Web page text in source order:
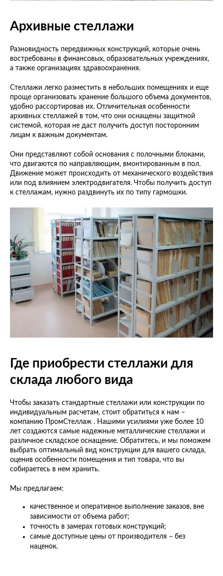
Архивные стеллажи
Разновидность передвижных конструкций, которые очень
востребованы в финансовых, образовательных учреждениях,
а также организациях здравоохранения.
Стеллажи легко разместить в небольших помещениях и еще
проще организовать хранение большого объема документов,
удобно рассортировав их. Отличительная особенности
архивных стеллажей в том, что они оснащены защитной
системой, которая не даст получить доступ посторонним
лицам к важным документам.
Они представляют собой основания с полочными блоками,
что двигаются по направляющим, вмонтированным в пол.
Движение может происходить от механического воздействия
или под влиянием электродвигателя. Чтобы получить доступ
к стеллажам, нужно раздвинуть их по типу гармошки.
Где приобрести стеллажи для
склада любого вида
Чтобы заказать стандартные стеллажи или конструкции по
индивидуальным расчетам, стоит обратиться к нам –
компанию ПромСтеллаж . Нашими усилиями уже более 10
лет создаются самые надежные металлические стеллажи и
различное складское оснащение. Обратитесь, и мы поможем
выбрать оптимальный вид конструкции для вашего склада,
оценив особенности помещения и тип товара, что вы
собираетесь в нем хранить.
Мы предлагаем:
качественное и оперативное выполнение заказов, вне
зависимости от объема работ;
точность в замерах готовых конструкций;
самые доступные цены от производителя – без
наценок.